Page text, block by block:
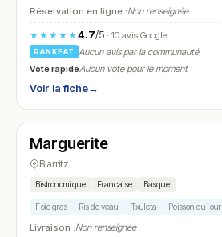
Réservation en ligne :Non renseignée
★★★★★4.7/5· 10 avis Google
RANKEAT
Aucun avis par la communauté
Vote rapideAucun vote pour le moment
Voir la fiche→
N° 10
Marguerite
Biarritz
Bistronomique Francaise Basque
Foie gras Ris de veau Txuleta Poisson du jour
Livraison :Non renseignée